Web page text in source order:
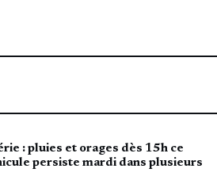
: pluies et orages dès 15h ce
persiste mardi dans plusieurs